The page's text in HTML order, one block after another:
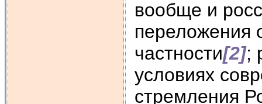
вообще и
переложения
частности[2];
условиях
стремления